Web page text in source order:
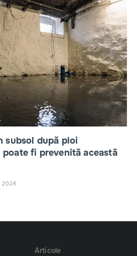
subsol după ploi
fi prevenită această
2026
Articole